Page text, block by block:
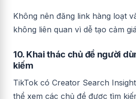
Không nên đăng link hàng loạt
không liên quan vì dễ tạo cảm
10. Khai thác chủ đề người
kiếm
TikTok có Creator Search
thể xem các chủ đề được tìm